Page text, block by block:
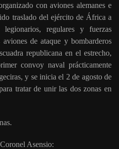
con aviones alemanes e
traslado del ejército de África a
regulares y fuerzas
de ataque y bombarderos
republicana en el estrecho,
convoy naval prácticamente
y se inicia el 2 de agosto de
tratar de unir las dos zonas en
Asensio: